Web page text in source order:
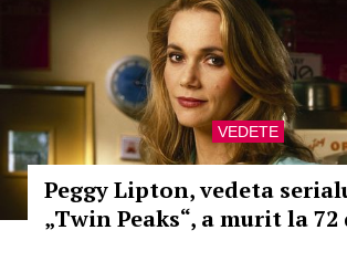
VEDETE
Peggy Lipton, vedeta
„Twin Peaks“, a murit la